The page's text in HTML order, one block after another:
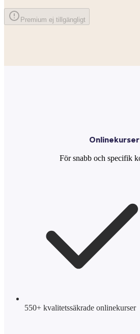
Premium ej tillgängligt
Onlinekurser
För snabb och specifik
550+ kvalitetssäkrade onlinekurser